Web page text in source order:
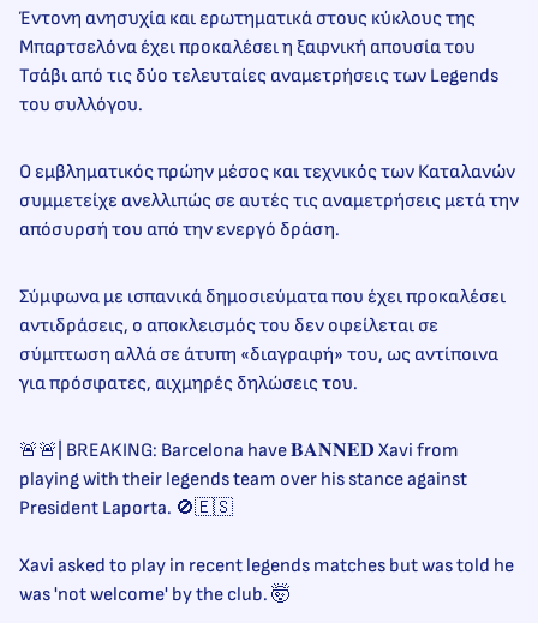
Έντονη ανησυχία και ερωτηματικά στους κύκλους της
Μπαρτσελόνα έχει προκαλέσει η ξαφνική απουσία του
Τσάβι από τις δύο τελευταίες αναμετρήσεις των Legends
του συλλόγου.
Ο εμβληματικός πρώην μέσος και τεχνικός των Καταλανών
συμμετείχε ανελλιπώς σε αυτές τις αναμετρήσεις μετά την
απόσυρσή του από την ενεργό δράση.
Σύμφωνα με ισπανικά δημοσιεύματα που έχει προκαλέσει
αντιδράσεις, ο αποκλεισμός του δεν οφείλεται σε
σύμπτωση αλλά σε άτυπη «διαγραφή» του, ως αντίποινα
για πρόσφατες, αιχμηρές δηλώσεις του.
🚨🚨| BREAKING: Barcelona have 𝐁𝐀𝐍𝐍𝐄𝐃 Xavi from
playing with their legends team over his stance against
President Laporta. 🚫🇪🇸
Xavi asked to play in recent legends matches but was told he
was 'not welcome' by the club. 🤯